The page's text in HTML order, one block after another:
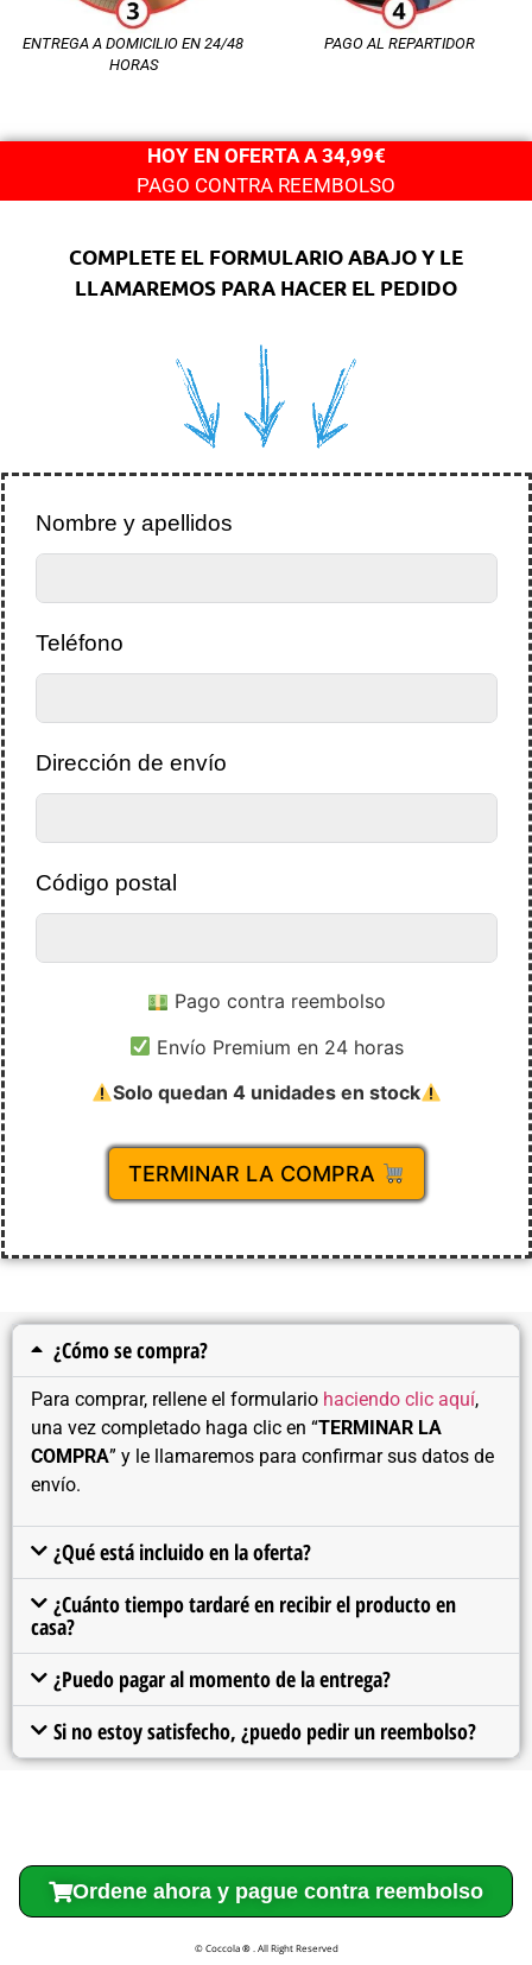
ENTREGA A DOMICILIO EN 24/48
HORAS
PAGO AL REPARTIDOR
HOY EN OFERTA A 34,99€
PAGO CONTRA REEMBOLSO
COMPLETE EL FORMULARIO ABAJO Y LE
LLAMAREMOS PARA HACER EL PEDIDO
Nombre y apellidos
Teléfono
Dirección de envío
Código postal
Pago contra reembolso
Envío Premium en 24 horas
Solo quedan 4 unidades en stock
TERMINAR LA COMPRA
¿Cómo se compra?
Para comprar, rellene el formulario haciendo clic aquí,
una vez completado haga clic en “TERMINAR LA
COMPRA” y le llamaremos para confirmar sus datos de
envío.
¿Qué está incluido en la oferta?
¿Cuánto tiempo tardaré en recibir el producto en
casa?
¿Puedo pagar al momento de la entrega?
Si no estoy satisfecho, ¿puedo pedir un reembolso?
Ordene ahora y pague contra reembolso
© Coccola®. All Right Reserved